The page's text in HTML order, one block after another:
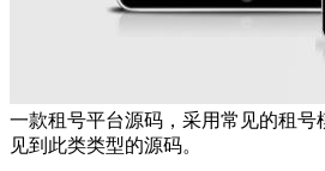
一款租号平台源码，采用常见的租号
见到此类类型的源码。